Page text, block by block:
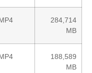
284,714
MB
188,589
MB